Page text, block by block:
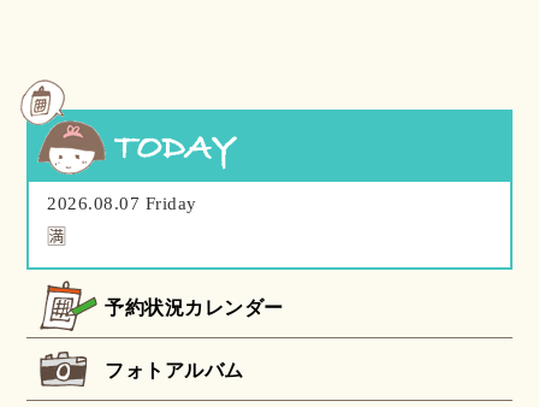
2026.08.07 Friday
🈵
予約状況カレンダー
フォトアルバム